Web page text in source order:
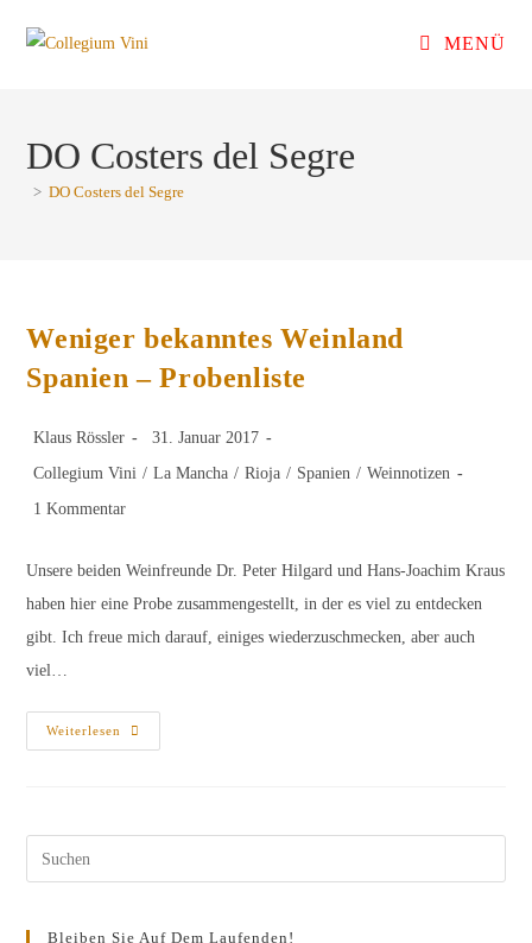
Inhalt
MENÜ
DO Costers del Segre
> DO Costers del Segre
Weniger bekanntes Weinland
Spanien – Probenliste
Beitrags-
Klaus Rössler
Beitrag
31. Januar 2017
Beitrags-
Collegium Vini / La Mancha / Rioja / Spanien / Weinnotizen
Beitrags-
1 Kommentar
Unsere beiden Weinfreunde Dr. Peter Hilgard und Hans-Joachim Kraus
haben hier eine Probe zusammengestellt, in der es viel zu entdecken
gibt. Ich freue mich darauf, einiges wiederzuschmecken, aber auch
viel…
Weiterlesen
Weniger
Bekanntes
Bleiben Sie Auf Dem Laufenden!